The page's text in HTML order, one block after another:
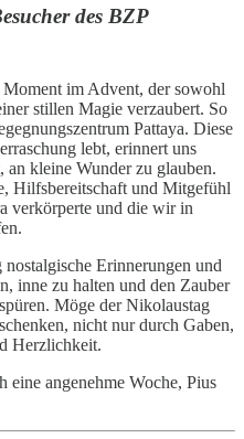
des BZP
im Advent, der sowohl
stillen Magie verzaubert. So
Pattaya. Diese
lebt, erinnert uns
an kleine Wunder zu glauben.
Hilfsbereitschaft und Mitgefühl
verkörperte und die wir in
Erinnerungen und
inne zu halten und den Zauber
Möge der Nikolaustag
nicht nur durch Gaben,
Herzlichkeit.
eine angenehme Woche, Pius